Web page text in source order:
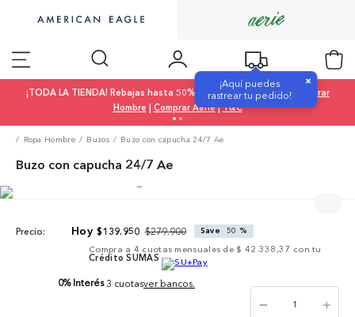
¡Aquí puedes
rastrear tu pedido!
×
¡TODA LA TIENDA! Rebajas hasta 50% OFF |Comprar Mujer|
Comprar
Hombre | Comprar Aerie|T&C
Ropa Hombre Buzos Buzo con capucha 24/7 Ae
Buzo con capucha 24/7 Ae
Precio: $139. 950 $279.900 Save 50 %
Compra a 4 cuotas mensuales de $ 42.338,37 con tu
Crédito SUMAS
0% Interés 3 cuotasver bancos.
＋
－